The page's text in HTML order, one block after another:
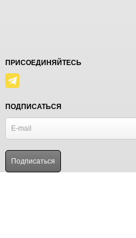
ПРИСОЕДИНЯЙТЕСЬ
ПОДПИСАТЬСЯ